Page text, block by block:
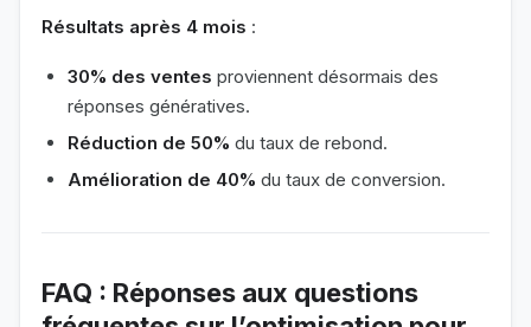
Résultats après 4 mois :
30% des ventes proviennent désormais des
réponses génératives.
Réduction de 50% du taux de rebond.
Amélioration de 40% du taux de conversion.
FAQ : Réponses aux questions